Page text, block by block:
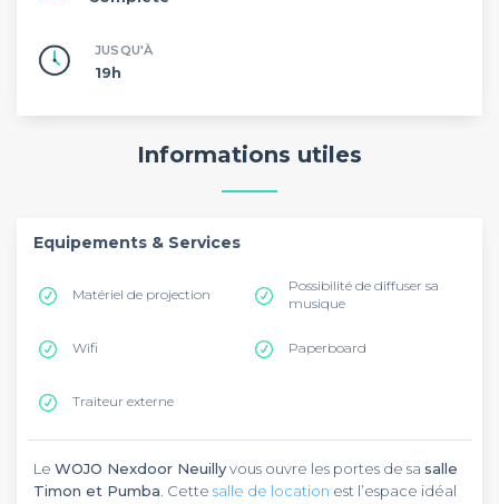
JUSQU'À
19h
Informations utiles
Equipements & Services
Matériel de projection
Possibilité de diffuser sa
musique
Wifi Paperboard
Traiteur externe
Le WOJO Nexdoor Neuillyvous ouvre les portes de sa salle
Timon et Pumba . Cette salle de location est l’espace idéal